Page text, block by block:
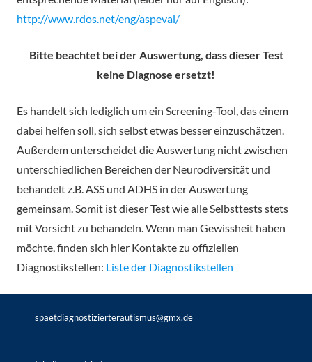
http://www.rdos.net/eng/aspeval/
Bitte beachtet bei der Auswertung, dass dieser Test
keine Diagnose ersetzt!
Es handelt sich lediglich um ein Screening-Tool, das einem
dabei helfen soll, sich selbst etwas besser einzuschätzen.
Außerdem unterscheidet die Auswertung nicht zwischen
unterschiedlichen Bereichen der Neurodiversität und
behandelt z.B. ASS und ADHS in der Auswertung
gemeinsam. Somit ist dieser Test wie alle Selbsttests stets
mit Vorsicht zu behandeln. Wenn man Gewissheit haben
möchte, finden sich hier Kontakte zu offiziellen
Diagnostikstellen: Liste der Diagnostikstellen
spaetdiagnostizierterautismus@gmx.de